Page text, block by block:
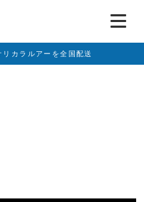
カラルアーを全国配送